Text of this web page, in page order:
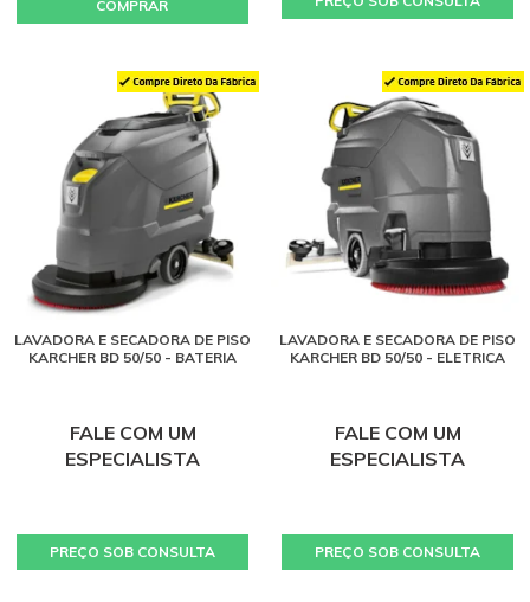
COMPRAR
LAVADORA E SECADORA DE PISO
KARCHER BD 50/50 - BATERIA
FALE COM UM
ESPECIALISTA
PREÇO SOB CONSULTA
LAVADORA E SECADORA DE PISO
KARCHER BD 50/50 - ELETRICA
FALE COM UM
ESPECIALISTA
PREÇO SOB CONSULTA